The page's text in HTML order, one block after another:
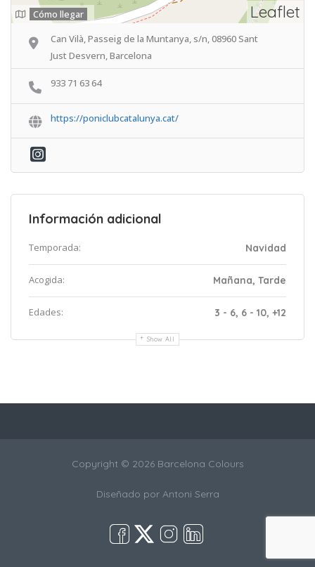
Leaflet
Cómo llegar
Can Vilà, Passeig de la Muntanya, s/n, 08960 Sant
Just Desvern, Barcelona
933 71 63 64
https://poniclubcatalunya.cat/
Información adicional
Temporada: Navidad
Acogida: Mañana, Tarde
Edades: 3 - 6, 6 - 10, +12
Show All
Copyright © 2026 Barcelona Colours
Diseñado por Antoni Serra